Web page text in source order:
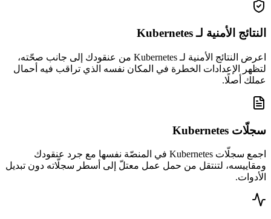
النتائج الأمنية لـ Kubernetes
اعرض النتائج الأمنية لـ Kubernetes من عنقودك إلى جانب صحّته،
لتظهر الإعدادات الخطرة في المكان نفسه الذي تراقب فيه أحمال
عملك أصلًا.
سجلّات Kubernetes
اجمع سجلّات Kubernetes في المنصّة نفسها مع جرد عنقودك
ومقاييسه، لتنتقل من حمل عمل معتلّ إلى أسطر سجلّاته دون تبديل
الأدوات.